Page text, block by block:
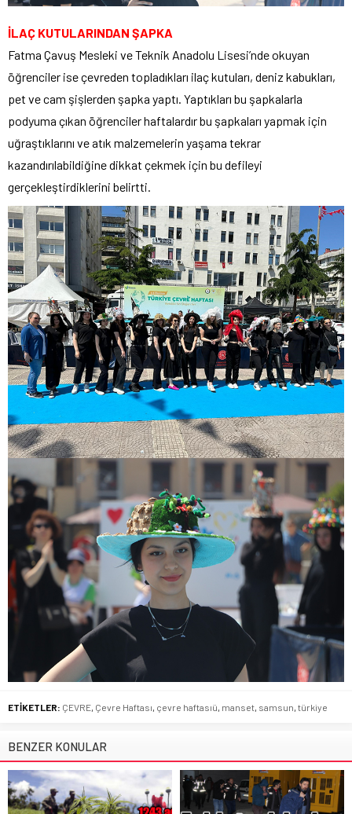
İLAÇ KUTULARINDAN ŞAPKA
Fatma Çavuş Mesleki ve Teknik Anadolu Lisesi’nde okuyan
öğrenciler ise çevreden topladıkları ilaç kutuları, deniz kabukları,
pet ve cam şişlerden şapka yaptı. Yaptıkları bu şapkalarla
podyuma çıkan öğrenciler haftalardır bu şapkaları yapmak için
uğraştıklarını ve atık malzemelerin yaşama tekrar
kazandırılabildiğine dikkat çekmek için bu defileyi
gerçekleştirdiklerini belirtti.
ETİKETLER: ÇEVRE Çevre Haftası çevre haftasıü manset samsun türkiye
BENZER KONULAR